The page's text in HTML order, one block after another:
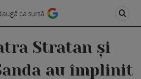
ca sursă
Stratan și
au împlinit